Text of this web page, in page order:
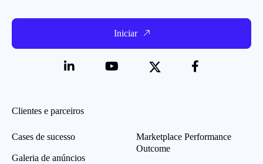
Iniciar
Clientes e parceiros
Cases de sucesso
Galeria de anúncios
Marketplace Performance
Outcome